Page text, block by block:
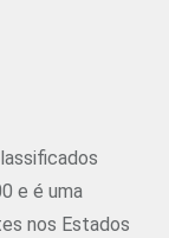
e é uma
nos Estados